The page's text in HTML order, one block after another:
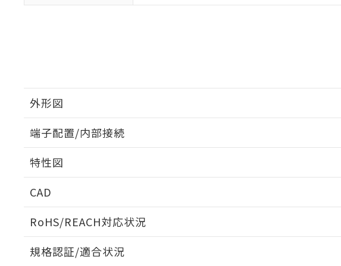
外形図
端子配置/内部接続
特性図
CAD
RoHS/REACH対応状況
規格認証/適合状況